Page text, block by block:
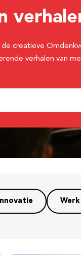
de creatieve
verhalen van
Werk